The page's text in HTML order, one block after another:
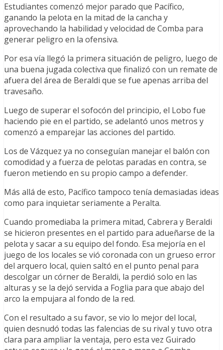
Estudiantes comenzó mejor parado que Pacífico,
ganando la pelota en la mitad de la cancha y
aprovechando la habilidad y velocidad de Comba para
generar peligro en la ofensiva.
Por esa vía llegó la primera situación de peligro, luego de
una buena jugada colectiva que finalizó con un remate de
afuera del área de Beraldi que se fue apenas arriba del
travesaño.
Luego de superar el sofocón del principio, el Lobo fue
haciendo pie en el partido, se adelantó unos metros y
comenzó a emparejar las acciones del partido.
Los de Vázquez ya no conseguían manejar el balón con
comodidad y a fuerza de pelotas paradas en contra, se
fueron metiendo en su propio campo a defender.
Más allá de esto, Pacífico tampoco tenía demasiadas ideas
como para inquietar seriamente a Peralta.
Cuando promediaba la primera mitad, Cabrera y Beraldi
se hicieron presentes en el partido para adueñarse de la
pelota y sacar a su equipo del fondo. Esa mejoría en el
juego de los locales se vió coronada con un grueso error
del arquero local, quien saltó en el punto penal para
descolgar un córner de Beraldi, la perdió solo en las
alturas y se la dejó servida a Foglia para que abajo del
arco la empujara al fondo de la red.
Con el resultado a su favor, se vio lo mejor del local,
quien desnudó todas las falencias de su rival y tuvo otra
clara para ampliar la ventaja, pero esta vez Guirado